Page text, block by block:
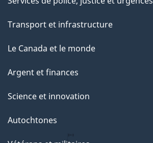
Transport et infrastructure
Le Canada et le monde
Argent et finances
Science et innovation
Autochtones